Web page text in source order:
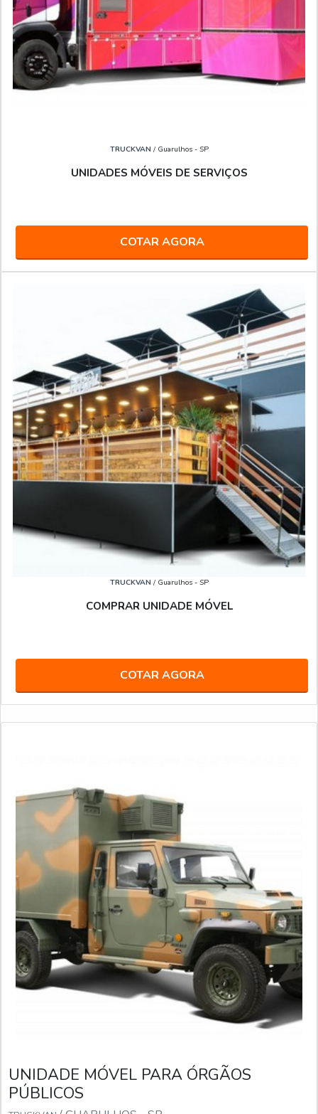
TRUCKVAN / Guarulhos - SP
UNIDADES MÓVEIS DE SERVIÇOS
COTAR AGORA
TRUCKVAN / Guarulhos - SP
COMPRAR UNIDADE MÓVEL
COTAR AGORA
UNIDADE MÓVEL PARA ÓRGÃOS
PÚBLICOS